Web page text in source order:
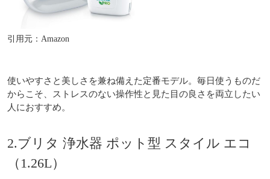
引用元：Amazon
使いやすさと美しさを兼ね備えた定番モデル。毎日使うものだ
からこそ、ストレスのない操作性と見た目の良さを両立したい
人におすすめ。
2.ブリタ 浄水器 ポット型 スタイル エコ
（1.26L）